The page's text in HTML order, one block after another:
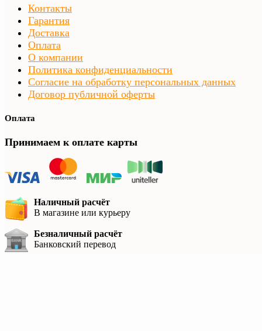
Контакты
Гарантия
Доставка
Оплата
О компании
Политика конфиденциальности
Согласие на обработку персональных данных
Договор публичной оферты
Оплата
Принимаем к оплате карты
Наличный расчёт
В магазине или курьеру
Безналичный расчёт
Банковский перевод